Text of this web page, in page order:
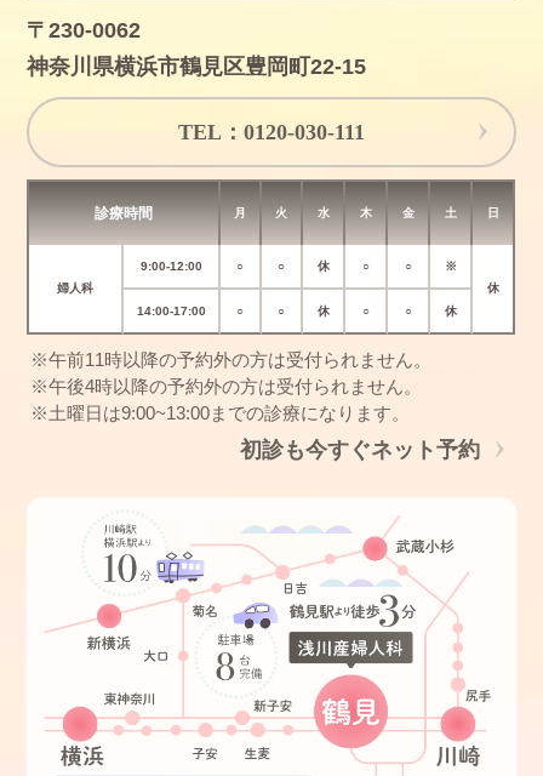
〒230-0062
神奈川県横浜市鶴見区豊岡町22-15
TEL：0120-030-111
診療時間 月 火 水 木 金 土 日
婦人科
9:00-12:00 ○ ○ 休 ○ ○
※
休
14:00-17:00
○ ○ 休 ○ ○ 休
※午前11時以降の予約外の方は受付られません。
※午後4時以降の予約外の方は受付られません。
※土曜日は9:00~13:00までの診療になります。
初診も今すぐネット予約